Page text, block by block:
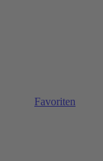
Favoriten